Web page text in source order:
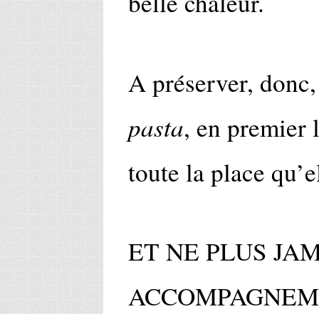
A préserver,
pasta, en premier
toute la place
ET NE PLUS